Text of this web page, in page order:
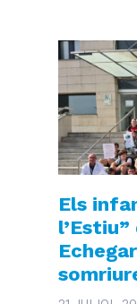
Els
l’Estiu”